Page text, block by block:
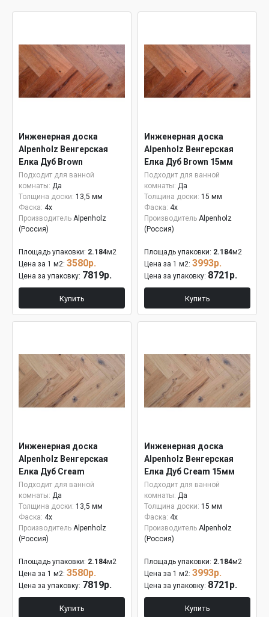
Инженерная доска
Alpenholz Венгерская
Елка Дуб Brown
Подходит для ванной
комнаты: Да
Толщина доски: 13,5 мм
Фаска: 4x
Производитель Alpenholz
(Россия)
Площадь упаковки: 2.184м2
Цена за 1 м2: 3580р.
Цена за упаковку: 7819р.
Купить
Инженерная доска
Alpenholz Венгерская
Елка Дуб Brown 15мм
Подходит для ванной
комнаты: Да
Толщина доски: 15 мм
Фаска: 4x
Производитель Alpenholz
(Россия)
Площадь упаковки: 2.184м2
Цена за 1 м2: 3993р.
Цена за упаковку: 8721р.
Купить
Инженерная доска
Alpenholz Венгерская
Елка Дуб Cream
Подходит для ванной
комнаты: Да
Толщина доски: 13,5 мм
Фаска: 4x
Производитель Alpenholz
(Россия)
Площадь упаковки: 2.184м2
Цена за 1 м2: 3580р.
Цена за упаковку: 7819р.
Купить
Инженерная доска
Alpenholz Венгерская
Елка Дуб Cream 15мм
Подходит для ванной
комнаты: Да
Толщина доски: 15 мм
Фаска: 4x
Производитель Alpenholz
(Россия)
Площадь упаковки: 2.184м2
Цена за 1 м2: 3993р.
Цена за упаковку: 8721р.
Купить